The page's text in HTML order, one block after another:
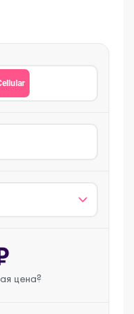
цена?